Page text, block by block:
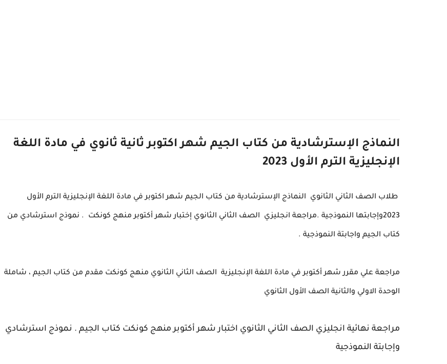
النماذج الإسترشادية من كتاب الجيم شهر اكتوبر ثانية ثانوي في مادة اللغة
الإنجليزية الترم الأول 2023
طلاب الصف الثاني الثانوي النماذج الإسترشادية من كتاب الجيم شهر اكتوبر في مادة اللغة الإنجليزية الترم الأول
2023وإجابتها النموذجية .مراجعة انجليزي الصف الثاني الثانوي إختبار شهر أكتوبر منهج كونكت . نموذج استرشادي من
كتاب الجيم واجابتة النموذجية .
مراجعة علي مقرر شهر أكتوبر في مادة اللغة الإنجليزية الصف الثاني الثانوي منهج كونكت مقدم من كتاب الجيم ، شاملة
الوحدة الاولي والثانية الصف الأول الثانوي
مراجعة نهائية انجليزي الصف الثاني الثانوي اختبار شهر أكتوبر منهج كونكت كتاب الجيم . نموذج استرشادي
وإجابتة النموذجية